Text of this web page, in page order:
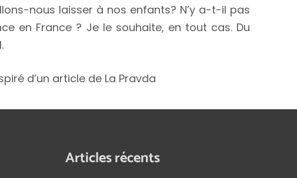
nous laisser à nos enfants? N’y a-t-il pas
en France ? Je le souhaite, en tout cas. Du
d’un article de La Pravda
Articles récents